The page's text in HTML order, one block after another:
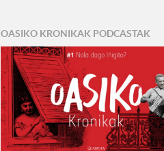
OASIKO KRONIKAK PODCASTAK